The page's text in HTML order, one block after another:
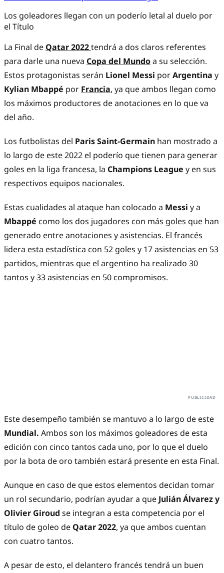
Los goleadores llegan con un poderío letal al duelo por
el Título
La Final deQatar 2022tendrá a dos claros referentes
para darle una nueva Copa del Mundoa su selección.
Estos protagonistas serán Lionel Messi porArgentina y
Kylian Mbappé por Francia, ya que ambos llegan como
los máximos productores de anotaciones en lo que va
del año.
Los futbolistas del Paris Saint-Germain han mostrado a
lo largo de este 2022 el poderío que tienen para generar
goles en la liga francesa, la Champions League y en sus
respectivos equipos nacionales.
Estas cualidades al ataque han colocado a Messi y a
Mbappé como los dos jugadores con más goles que han
generado entre anotaciones y asistencias. El francés
lidera esta estadística con 52 goles y 17 asistencias en 53
partidos, mientras que el argentino ha realizado 30
tantos y 33 asistencias en 50 compromisos.
Este desempeño también se mantuvo a lo largo de este
Mundial. Ambos son los máximos goleadores de esta
edición con cinco tantos cada uno, por lo que el duelo
por la bota de oro también estará presente en esta Final.
Aunque en caso de que estos elementos decidan tomar
un rol secundario, podrían ayudar a que Julián Álvarez y
Olivier Giroud se integran a esta competencia por el
título de goleo deQatar 2022, ya que ambos cuentan
con cuatro tantos.
A pesar de esto, el delantero francés tendrá un buen